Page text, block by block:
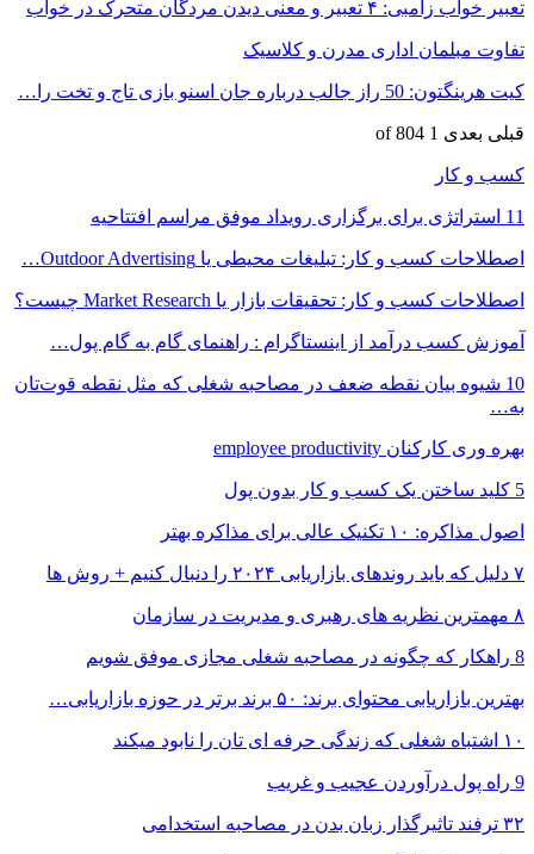
تعبیر خواب زامبی: ۴ تعبیر و معنی دیدن مردگان متحرک در خواب
تفاوت مبلمان اداری مدرن و کلاسیک
کیت هرینگتون: 50 راز جالب درباره جان اسنو بازی تاج و تخت را…
قبلی بعدی 1 of 804
کسب و کار
11 استراتژی برای برگزاری رویداد موفق مراسم افتتاحیه
اصطلاحات کسب و کار: تبلیغات محیطی یا Outdoor Advertising…
اصطلاحات کسب و کار: تحقیقات بازار یا Market Research چیست؟
آموزش کسب درآمد از اینستاگرام : راهنمای گام به گام پول…
10 شیوه بیان نقطه ضعف در مصاحبه شغلی که مثل نقطه قوت‌تان
به…
بهره وری کارکنان employee productivity
5 کلید ساختن یک کسب و کار بدون پول
اصول مذاکره: ۱۰ تکنیک عالی برای مذاکره بهتر
۷ دلیل که باید روندهای بازاریابی ۲۰۲۴ را دنبال کنیم + روش ها
۸ مهمترین نظریه های رهبری و مدیریت در سازمان
8 راهکار که چگونه در مصاحبه شغلی مجازی موفق شویم
بهترین بازاریابی محتوای برند: ۵۰ برند برتر در حوزه بازاریابی…
۱۰ اشتباه شغلی که زندگی حرفه ای تان را نابود میکند
9 راه پول درآوردن عجیب و غریب
۳۲ ترفند تاثیرگذار زبان بدن در مصاحبه استخدامی